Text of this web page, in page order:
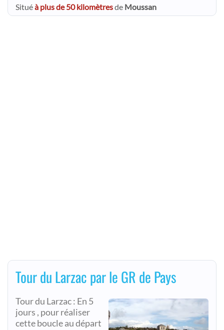
Situéà plus de 50 kilomètresde Moussan
Tour du Larzac par le GR de Pays
Tour du Larzac : En 5
jours , pour réaliser
cette boucle au départ